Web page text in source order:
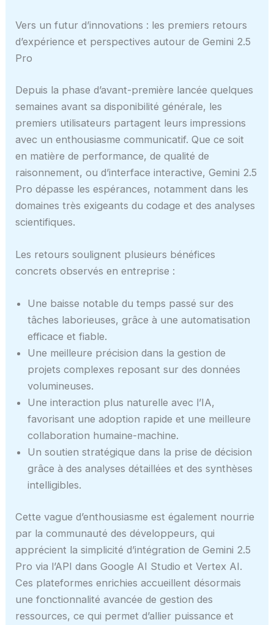
Vers un futur d’innovations : les premiers retours
d’expérience et perspectives autour de Gemini 2.5
Pro
Depuis la phase d’avant-première lancée quelques
semaines avant sa disponibilité générale, les
premiers utilisateurs partagent leurs impressions
avec un enthousiasme communicatif. Que ce soit
en matière de performance, de qualité de
raisonnement, ou d’interface interactive, Gemini 2.5
Pro dépasse les espérances, notamment dans les
domaines très exigeants du codage et des analyses
scientifiques.
Les retours soulignent plusieurs bénéfices
concrets observés en entreprise :
Une baisse notable du temps passé sur des
tâches laborieuses, grâce à une automatisation
efficace et fiable.
Une meilleure précision dans la gestion de
projets complexes reposant sur des données
volumineuses.
Une interaction plus naturelle avec l’IA,
favorisant une adoption rapide et une meilleure
collaboration humaine-machine.
Un soutien stratégique dans la prise de décision
grâce à des analyses détaillées et des synthèses
intelligibles.
Cette vague d’enthousiasme est également nourrie
par la communauté des développeurs, qui
apprécient la simplicité d’intégration de Gemini 2.5
Pro via l’API dans Google AI Studio et Vertex AI.
Ces plateformes enrichies accueillent désormais
une fonctionnalité avancée de gestion des
ressources, ce qui permet d’allier puissance et